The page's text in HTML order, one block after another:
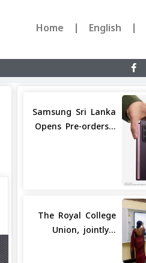
Home English
Samsung Sri Lanka
Opens Pre-orders...
The Royal College
Union, jointly...